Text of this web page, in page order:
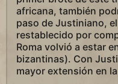
africana, también
paso de Justiniano,
restablecido por
Roma volvió a estar
bizantinas). Con
mayor extensión en